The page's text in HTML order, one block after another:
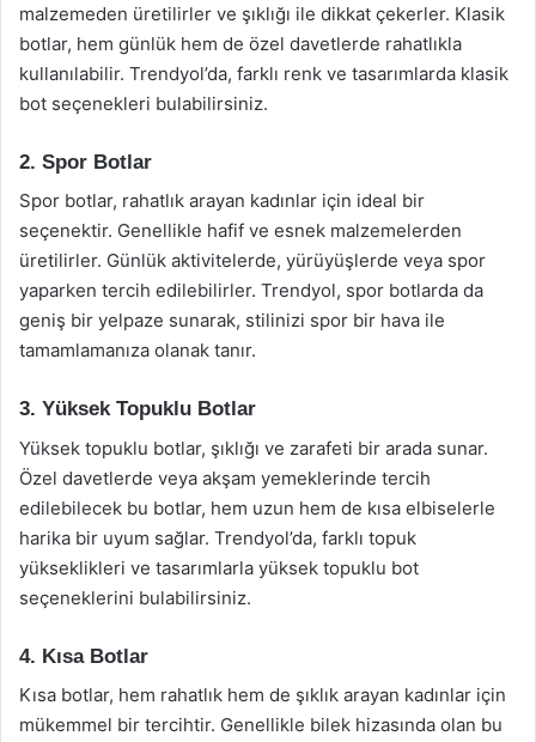
malzemeden üretilirler ve şıklığı ile dikkat çekerler. Klasik
botlar, hem günlük hem de özel davetlerde rahatlıkla
kullanılabilir. Trendyol’da, farklı renk ve tasarımlarda klasik
bot seçenekleri bulabilirsiniz.
2. Spor Botlar
Spor botlar, rahatlık arayan kadınlar için ideal bir
seçenektir. Genellikle hafif ve esnek malzemelerden
üretilirler. Günlük aktivitelerde, yürüyüşlerde veya spor
yaparken tercih edilebilirler. Trendyol, spor botlarda da
geniş bir yelpaze sunarak, stilinizi spor bir hava ile
tamamlamanıza olanak tanır.
3. Yüksek Topuklu Botlar
Yüksek topuklu botlar, şıklığı ve zarafeti bir arada sunar.
Özel davetlerde veya akşam yemeklerinde tercih
edilebilecek bu botlar, hem uzun hem de kısa elbiselerle
harika bir uyum sağlar. Trendyol’da, farklı topuk
yükseklikleri ve tasarımlarla yüksek topuklu bot
seçeneklerini bulabilirsiniz.
4. Kısa Botlar
Kısa botlar, hem rahatlık hem de şıklık arayan kadınlar için
mükemmel bir tercihtir. Genellikle bilek hizasında olan bu